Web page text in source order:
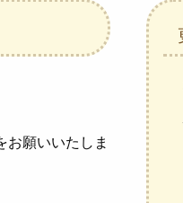
お願いいたしま